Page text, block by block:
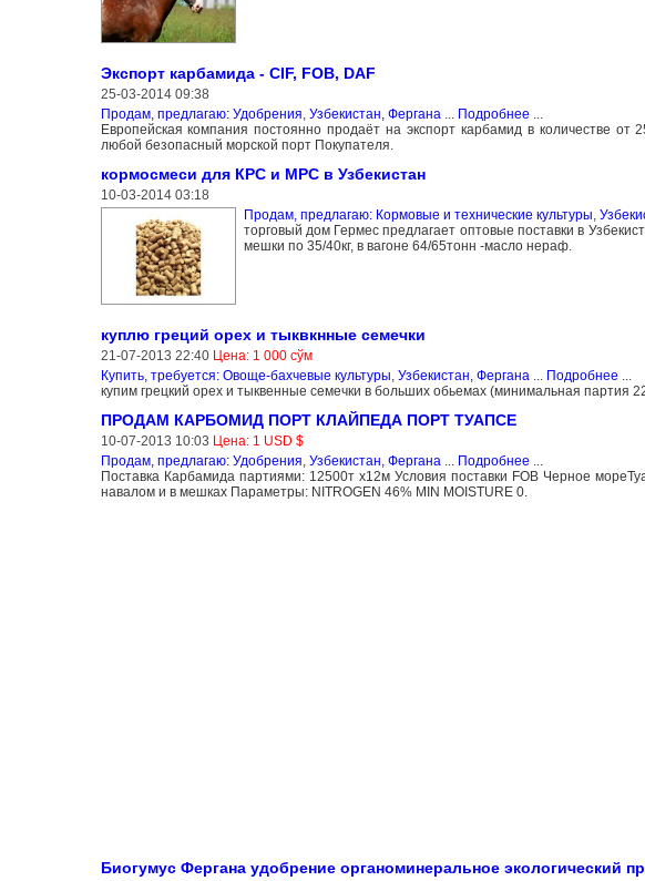
Экспорт карбамида - CIF, FOB, DAF
25-03-2014 09:38
Продам, предлагаю: Удобрения Узбекистан, Фергана Подробнее
Европейская компания постоянно продаёт на экспорт карбамид в количестве от
любой безопасный морской порт Покупателя.
кормосмеси для КРС и МРС в Узбекистан
10-03-2014 03:18
Продам, предлагаю: Кормовые и технические культуры
торговый дом Гермес предлагает оптовые поставки в
мешки по 35/40кг, в вагоне 64/65тонн -масло нераф.
куплю греций орех и тыквкнные семечки
21-07-2013 22:40 Цена: 1 000 сўм
Купить, требуется: Овоще-бахчевые культуры Узбекистан, Фергана Подробнее
купим грецкий орех и тыквенные семечки в больших обьемах (минимальная партия
ПРОДАМ КАРБОМИД ПОРТ КЛАЙПЕДА ПОРТ ТУАПСЕ
10-07-2013 10:03 Цена: 1 USD $
Продам, предлагаю: Удобрения Узбекистан, Фергана Подробнее
Поставка Карбамида партиями: 12500т х12м Условия поставки FOB Черное
навалом и в мешках Параметры: NITROGEN 46% MIN MOISTURE 0.
Биогумус Фергана удобрение органоминеральное экологический